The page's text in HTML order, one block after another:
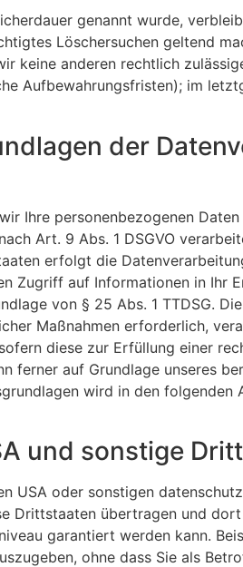
genannt wurde,
Löschersuchen geltend
keine anderen rechtlich
Aufbewahrungsfristen); im
der
Ihre personenbezogenen
Art. 9 Abs. 1 DSGVO
erfolgt die
Zugriff auf Informationen in Ihr
von § 25 Abs. 1 TTDSG.
Maßnahmen erforderlich,
diese zur Erfüllung einer
ferner auf Grundlage unseres
wird in den folgenden
und sonstige
USA oder sonstigen
Drittstaaten übertragen und
garantiert werden kann.
ohne dass Sie als